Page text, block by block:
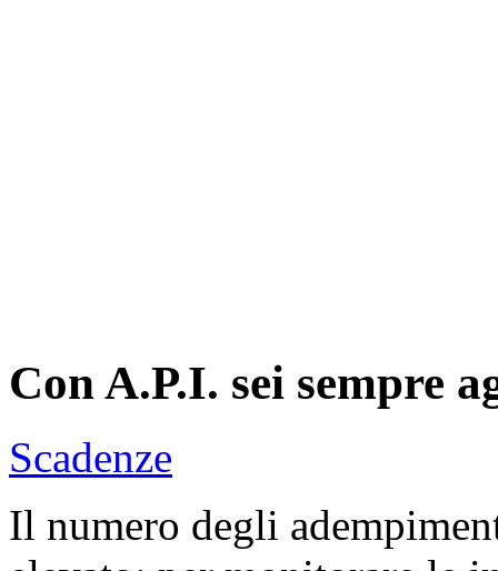
Con A.P.I. sei sempre
Scadenze
Il numero degli